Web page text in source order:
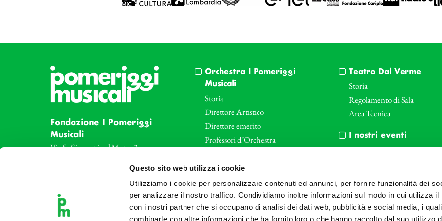
Questo sito web utilizza i cookie
Utilizziamo i cookie per personalizzare contenuti ed annunci, per fornire funzionalità dei
per analizzare il nostro traffico. Condividiamo inoltre informazioni sul modo in cui utilizza il
con i nostri partner che si occupano di analisi dei dati web, pubblicità e social media, i
combinarle con altre informazioni che ha fornito loro o che hanno raccolto dal suo utilizzo
Fondazione I Pomeriggi
Musicali
Via S. Giovanni sul Muro, 2
Tel: +39 02 87905
Teatro Dal Verme
Orchestra I Pomeriggi
Musicali
Storia
Direttore Artistico
Direttore emerito
Professori d’Orchestra
Le sale
Art Bonus
Teatro Dal Verme
Storia
Regolamento di Sala
Area Tecnica
I nostri eventi
Calendario
Biglietteria
Archivio Fotografico